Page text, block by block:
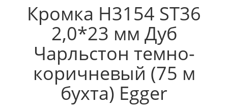
Кромка H3154 ST36
2,0*23 мм Дуб
Чарльстон темно-
коричневый (75 м
бухта) Egger